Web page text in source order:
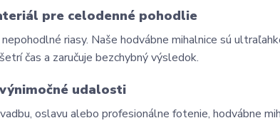
pre celodenné pohodlie
riasy. Naše hodvábne mihalnice sú
čas a zaručuje bezchybný výsledok.
udalosti
oslavu alebo profesionálne fotenie, hodvábne